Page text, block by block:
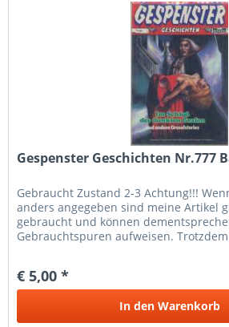
Gespenster Geschichten Nr.777
Gebraucht Zustand 2-3 Achtung!!!
anders angegeben sind meine Artikel
gebraucht und können
Gebrauchtspuren aufweisen.
€ 5,00 *
In den Warenkorb